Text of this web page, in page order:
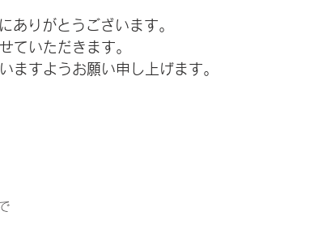
ありがとうございます。
ていただきます。
ますようお願い申し上げます。